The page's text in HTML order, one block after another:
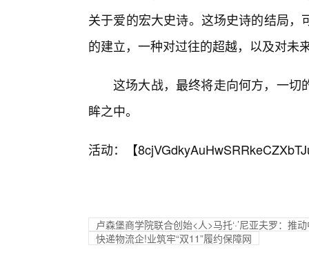
关于爱的宏大史诗。这场史诗的结局
的建立，一种对过往的超越，以及对未
这场大战，最终将走向何方，一切
眸之中。
活动：【
卢森堡商学院联合创始<人>马托‘·’尼亚夫罗：推
快递物流企!业筑牢“双11”履约保障网